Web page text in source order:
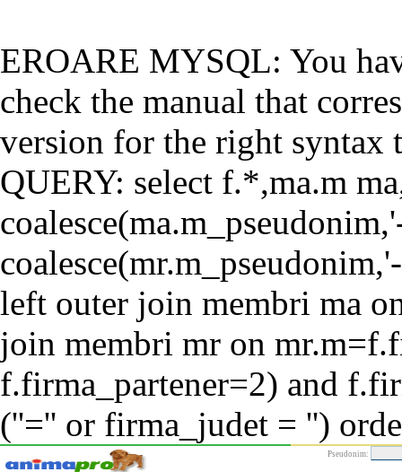
EROARE MYSQL: You
check the manual that
version for the right syntax
QUERY: select f.*,ma.m
left outer join membri ma
join membri mr on
f.firma_partener=2) and
(''='' or firma_judet = '')
Pseudonim: